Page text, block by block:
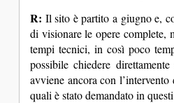
R: Il sito è partito a giugno e,
di visionare le opere complete,
tempi tecnici, in così poco
possibile chiedere
avviene ancora con
quali è stato demandato in